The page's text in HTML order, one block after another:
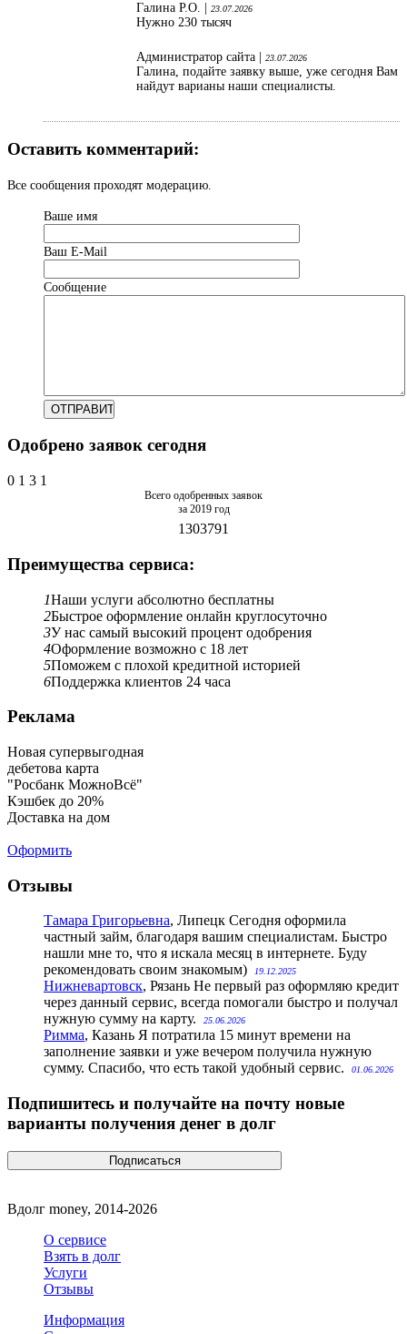
Галина Р.О. |
23.07.2026
Нужно 230 тысяч
Администратор сайта | 23.07.2026
Галина, подайте заявку выше, уже сегодня Вам
найдут варианы наши специалисты.
Оставить комментарий:
Все сообщения проходят модерацию.
Ваше имя
Ваш Е-Mail
Сообщение
Одобрено заявок сегодня
0 1 3 1
Всего одобренных заявок
за 2019 год
1303791
Преимущества сервиса:
1Наши услуги абсолютно бесплатны
2Быстрое оформление онлайн круглосуточно
3У нас самый высокий процент одобрения
4Оформление возможно с 18 лет
5Поможем с плохой кредитной историей
6Поддержка клиентов 24 часа
Реклама
Новая супервыгодная
дебетова карта
"Росбанк МожноВсё"
Кэшбек до 20%
Доставка на дом
Оформить
Отзывы
Тамара Григорьевна, Липецк Сегодня оформила
частный займ, благодаря вашим специалистам. Быстро
нашли мне то, что я искала месяц в интернете. Буду
рекомендовать своим знакомым)
19.12.2025
Нижневартовск, Рязань Не первый раз оформляю кредит
через данный сервис, всегда помогали быстро и получал
нужную сумму на карту.
25.06.2026
Римма, Казань Я потратила 15 минут времени на
заполнение заявки и уже вечером получила нужную
сумму. Спасибо, что есть такой удобный сервис.
01.06.2026
Подпишитесь и получайте на почту новые
варианты получения денег в долг
Вдолг money, 2014-2026
О сервисе
Взять в долг
Услуги
Отзывы
Информация